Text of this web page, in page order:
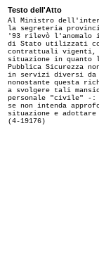
Testo dell'Atto
Al Ministro
la segreteria
'93 rilevò l'anomalo
di Stato utilizzati
contrattuali vigenti,
situazione in quanto
Pubblica Sicurezza
in servizi diversi
nonostante questa
a svolgere tali
personale "civile" -:
se non intenda
situazione e
(4-19176)